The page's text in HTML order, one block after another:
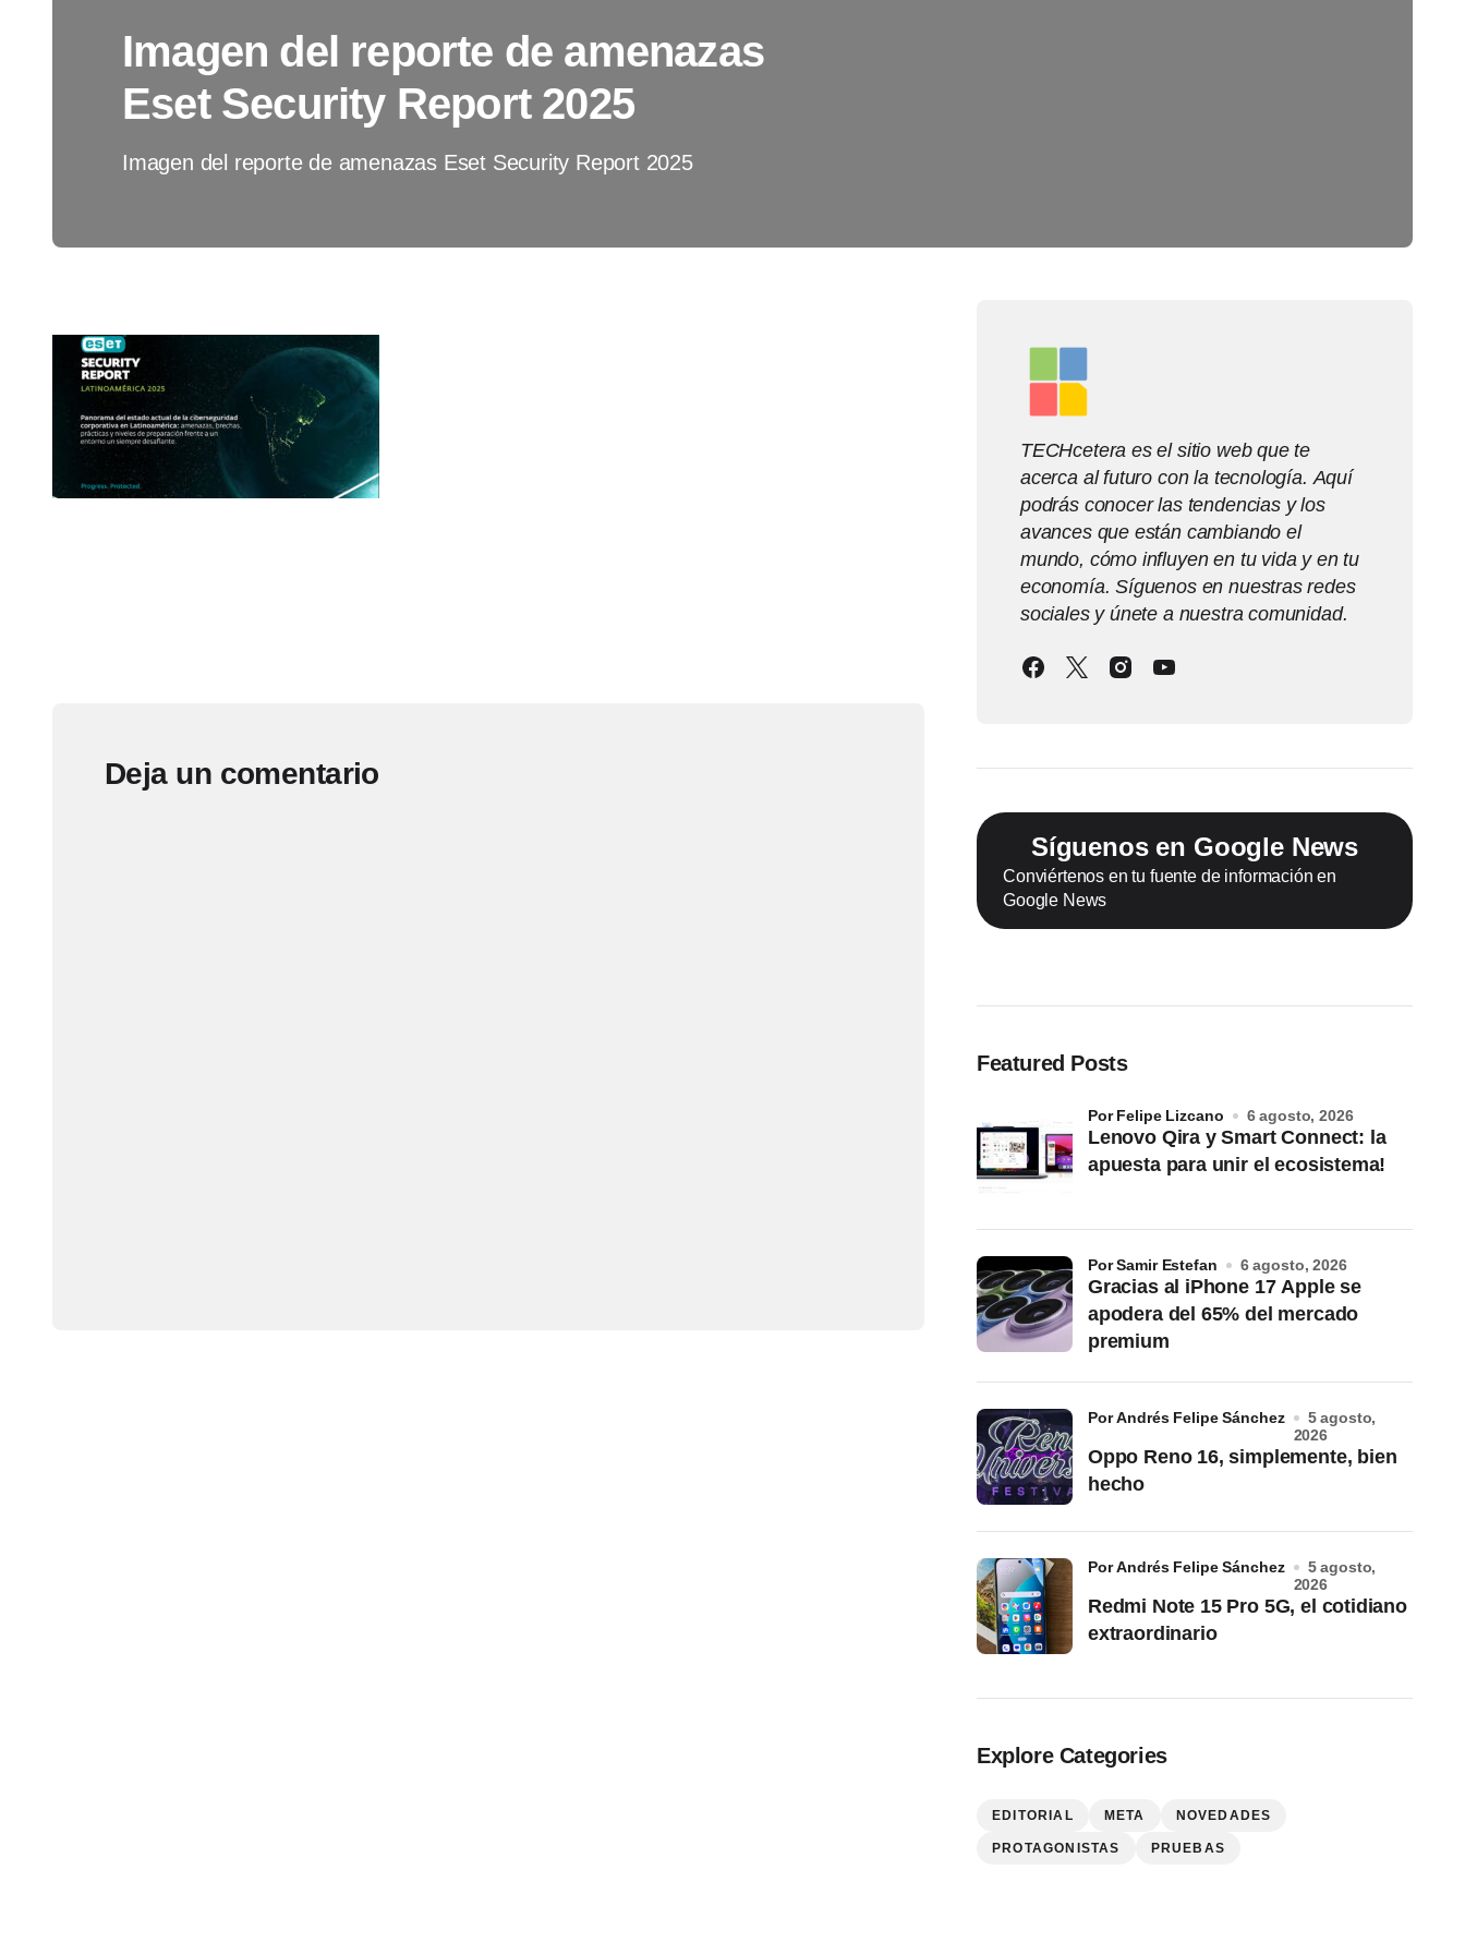
Imagen del reporte de amenazas
Eset Security Report 2025
Imagen del reporte de amenazas Eset Security Report 2025
Deja un comentario
TECHcetera es el sitio web que te
acerca al futuro con la tecnología. Aquí
podrás conocer las tendencias y los
avances que están cambiando el
mundo, cómo influyen en tu vida y en tu
economía. Síguenos en nuestras redes
sociales y únete a nuestra comunidad.
Síguenos en Google News
Conviértenos en tu fuente de información en
Google News
Featured Posts
Lenovo Qira y Smart Connect: la
apuesta para unir el ecosistema!
por Felipe Lizcano 6 agosto, 2026
Gracias al iPhone 17 Apple se
apodera del 65% del mercado
premium
por Samir Estefan 6 agosto, 2026
Oppo Reno 16, simplemente, bien
hecho
por Andrés Felipe Sánchez
5 agosto,
2026
Redmi Note 15 Pro 5G, el cotidiano
extraordinario
por Andrés Felipe Sánchez
5 agosto,
2026
Explore Categories
EDITORIAL META NOVEDADES
PROTAGONISTAS PRUEBAS